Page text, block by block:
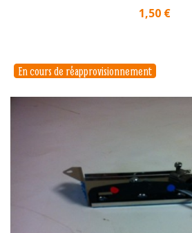
Prix
1,50 €
En cours de réapprovisionnement